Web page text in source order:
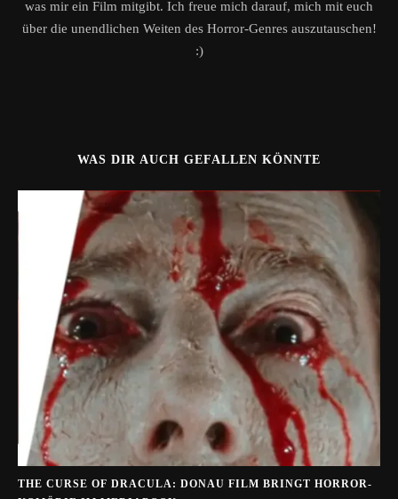
was mir ein Film mitgibt. Ich freue mich darauf, mich mit euch
über die unendlichen Weiten des Horror-Genres auszutauschen!
:)
WAS DIR AUCH GEFALLEN KÖNNTE
THE CURSE OF DRACULA: DONAU FILM BRINGT HORROR-